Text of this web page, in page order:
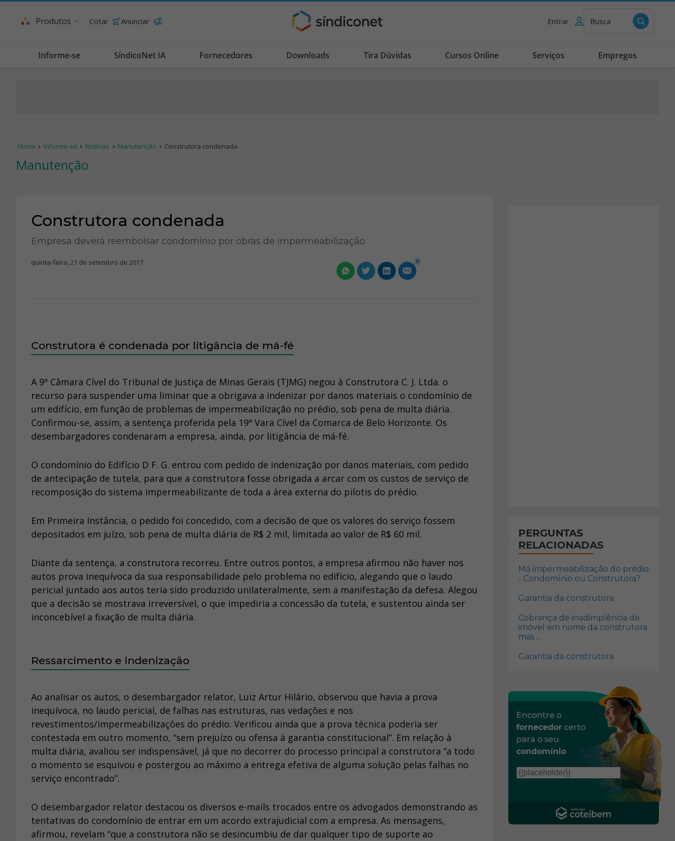
Produtos Cotar Anunciar Entrar Busca
Informe-se SíndicoNet IA Fornecedores Downloads Tira Dúvidas Cursos Online Serviços Empregos
Home Informe-se Notícias Manutenção Construtora condenada
Manutenção
Construtora condenada
Empresa deverá reembolsar condomínio por obras de impermeabilização
quinta-feira, 21 de setembro de 2017 0
Construtora é condenada por litigância de má-fé
A 9ª Câmara Cível do Tribunal de Justiça de Minas Gerais (TJMG) negou à Construtora C. J. Ltda. o
recurso para suspender uma liminar que a obrigava a indenizar por danos materiais o condomínio de
um edifício, em função de problemas de impermeabilização no prédio, sob pena de multa diária.
Confirmou-se, assim, a sentença proferida pela 19ª Vara Cível da Comarca de Belo Horizonte. Os
desembargadores condenaram a empresa, ainda, por litigância de má-fé.
O condomínio do Edifício D F. G. entrou com pedido de indenização por danos materiais, com pedido
de antecipação de tutela, para que a construtora fosse obrigada a arcar com os custos de serviço de
recomposição do sistema impermeabilizante de toda a área externa do pilotis do prédio.
Em Primeira Instância, o pedido foi concedido, com a decisão de que os valores do serviço fossem
depositados em juízo, sob pena de multa diária de R$ 2 mil, limitada ao valor de R$ 60 mil.
Diante da sentença, a construtora recorreu. Entre outros pontos, a empresa afirmou não haver nos
autos prova inequívoca da sua responsabilidade pelo problema no edifício, alegando que o laudo
pericial juntado aos autos teria sido produzido unilateralmente, sem a manifestação da defesa. Alegou
que a decisão se mostrava irreversível, o que impediria a concessão da tutela, e sustentou ainda ser
inconcebível a fixação de multa diária.
Ressarcimento e indenização
Ao analisar os autos, o desembargador relator, Luiz Artur Hilário, observou que havia a prova
inequívoca, no laudo pericial, de falhas nas estruturas, nas vedações e nos
revestimentos/impermeabilizações do prédio. Verificou ainda que a prova técnica poderia ser
contestada em outro momento, “sem prejuízo ou ofensa à garantia constitucional”. Em relação à
multa diária, avaliou ser indispensável, já que no decorrer do processo principal a construtora “a todo
o momento se esquivou e postergou ao máximo a entrega efetiva de alguma solução pelas falhas no
serviço encontrado”.
O desembargador relator destacou os diversos e-mails trocados entre os advogados demonstrando as
tentativas do condomínio de entrar em um acordo extrajudicial com a empresa. As mensagens,
afirmou, revelam “que a construtora não se desincumbiu de dar qualquer tipo de suporte ao
PERGUNTAS
RELACIONADAS
Má impermeabilização do prédio
- Condomínio ou Construtora?
Garantia da construtora
Cobrança de inadimplência de
imóvel em nome da construtora
mas ...
Garantia da construtora
Encontre o
fornecedor certo
para o seu
condomínio